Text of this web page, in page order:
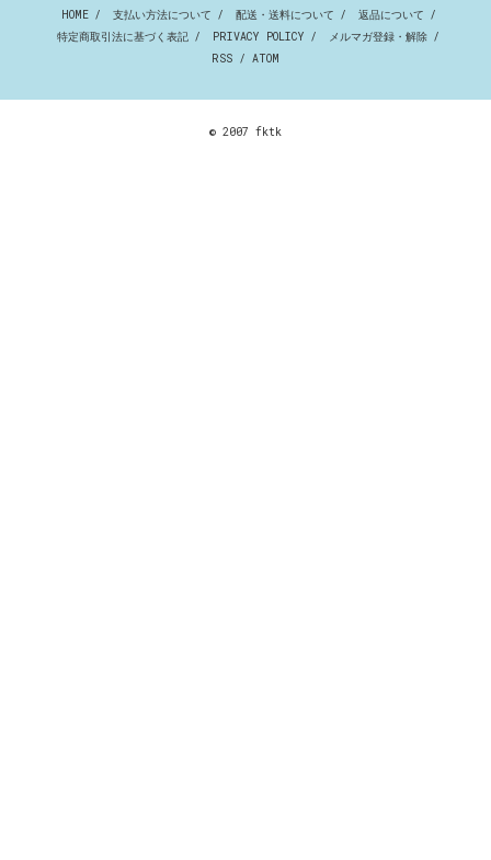
HOME / 支払い方法について / 配送・送料について / 返品について /
特定商取引法に基づく表記 / PRIVACY POLICY / メルマガ登録・解除 /
RSS / ATOM
© 2007 fktk